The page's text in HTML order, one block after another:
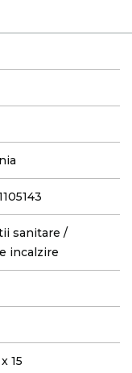
sanitare /
incalzire
15